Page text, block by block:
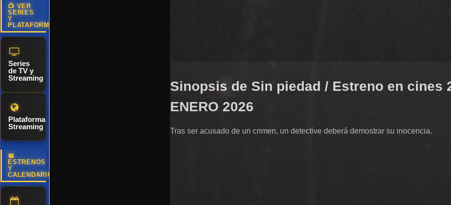
📺 VER
SERIES
Y
PLATAFORMAS
Series
de TV y
Streaming
Plataformas
Streaming
📅
ESTRENOS
Y
CALENDARIO
Sinopsis de Sin piedad / Estreno en cines
ENERO 2026
Tras ser acusado de un crimen, un detective deberá demostrar su inocencia.